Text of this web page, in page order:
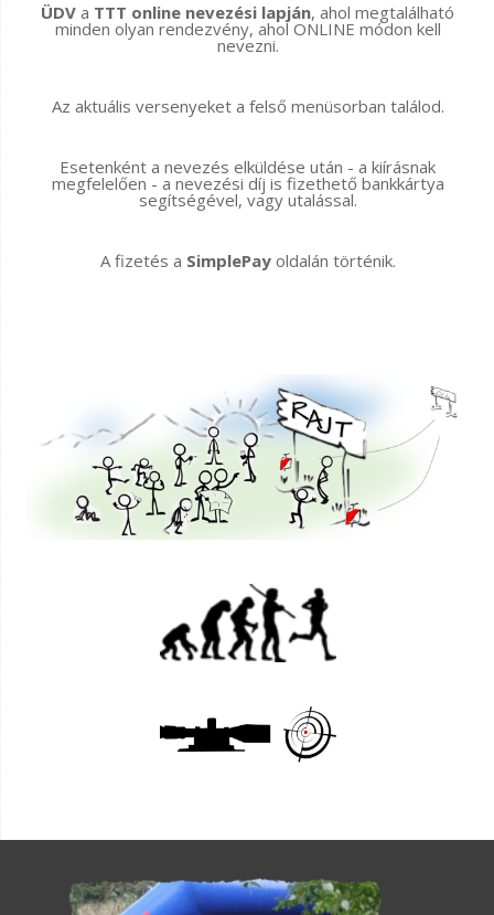
ÜDV a TTT online nevezési lapján, ahol megtalálható
minden olyan rendezvény, ahol ONLINE módon kell
nevezni.
Az aktuális versenyeket a felső menüsorban találod.
Esetenként a nevezés elküldése után - a kiírásnak
megfelelően - a nevezési díj is fizethető bankkártya
segítségével, vagy utalással.
A fizetés a SimplePayoldalán történik.